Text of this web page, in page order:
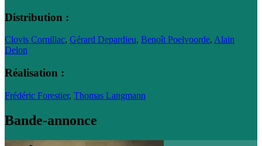
Distribution :
Clovis Cornillac, Gérard Depardieu, Benoît Poelvoorde, Alain
Delon
Réalisation :
Frédéric Forestier, Thomas Langmann
Bande-annonce